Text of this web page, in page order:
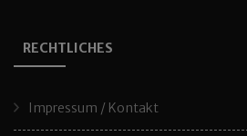
RECHTLICHES
Impressum / Kontakt